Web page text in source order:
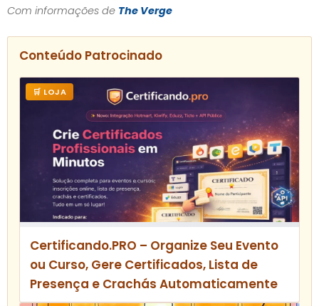
Com informações de The Verge
Conteúdo Patrocinado
🛒 LOJA
Certificando.PRO – Organize Seu Evento
ou Curso, Gere Certificados, Lista de
Presença e Crachás Automaticamente